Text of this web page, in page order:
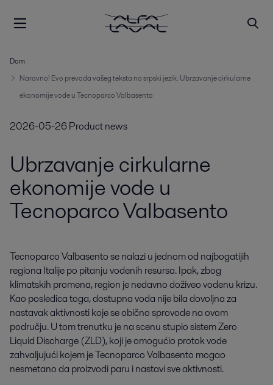
Dom
Naravno! Evo prevoda vašeg teksta na srpski jezik: Ubrzavanje cirkularne
ekonomije vode u Tecnoparco Valbasento
2026-05-26Product news
Ubrzavanje cirkularne
ekonomije vode u
Tecnoparco Valbasento
Tecnoparco Valbasento se nalazi u jednom od najbogatijih
regiona Italije po pitanju vodenih resursa. Ipak, zbog
klimatskih promena, region je nedavno doživeo vodenu krizu.
Kao posledica toga, dostupna voda nije bila dovoljna za
nastavak aktivnosti koje se obično sprovode na ovom
području. U tom trenutku je na scenu stupio sistem Zero
Liquid Discharge (ZLD), koji je omogućio protok vode
zahvaljujući kojem je Tecnoparco Valbasento mogao
nesmetano da proizvodi paru i nastavi sve aktivnosti.